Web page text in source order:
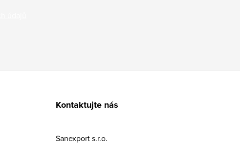
Kontaktujte nás
Sanexport s.r.o.